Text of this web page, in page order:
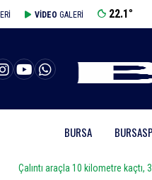
VİDEO GALERİ 22.1°
BURSA
araçla 10 kilometre kaçtı, 380 bin TL